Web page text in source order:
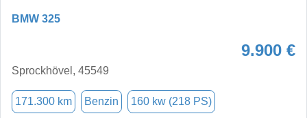
BMW 325
9.900 €
Sprockhövel, 45549
171.300 km Benzin 160 kw (218 PS)